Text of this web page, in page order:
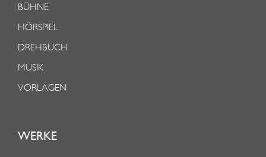
BÜHNE
HÖRSPIEL
DREHBUCH
MUSIK
VORLAGEN
WERKE